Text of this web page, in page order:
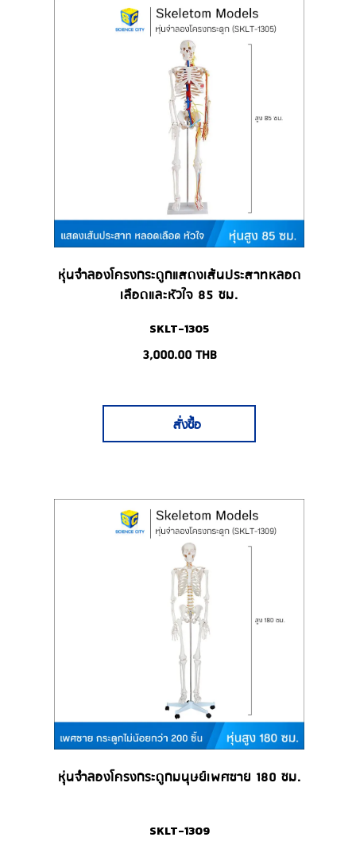
หุ่นจำลองโครงกระดูกแสดงเส้นประสาทหลอด
เลือดและหัวใจ 85 ซม.
SKLT-1305
3,000.00THB
สั่งซื้อ
หุ่นจำลองโครงกระดูกมนุษย์เพศชาย 180 ซม.
SKLT-1309